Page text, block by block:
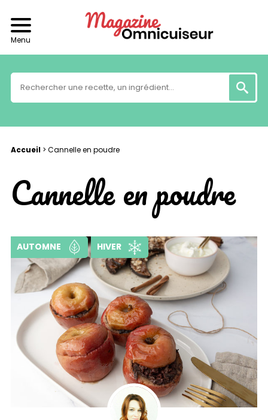
Menu
Accueil> Cannelle en poudre
Cannelle en poudre
AUTOMNE HIVER